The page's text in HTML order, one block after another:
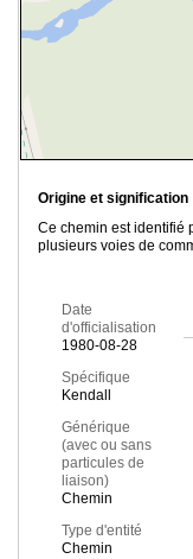
Origine et signification
Ce chemin est identifié
plusieurs voies de
Date
d'officialisation
1980-08-28
Spécifique
Kendall
Générique
(avec ou sans
particules de
liaison)
Chemin
Type d'entité
Chemin